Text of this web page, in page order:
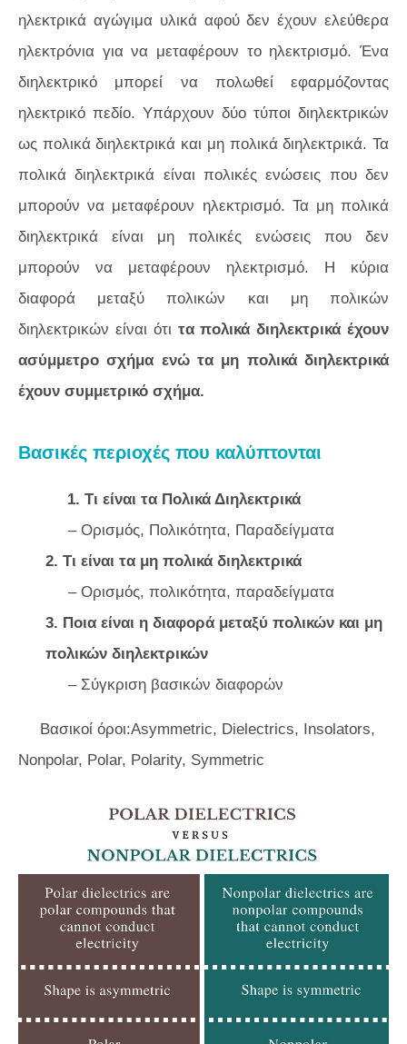
ηλεκτρικά αγώγιμα υλικά αφού δεν έχουν ελεύθερα
ηλεκτρόνια για να μεταφέρουν το ηλεκτρισμό. Ένα
διηλεκτρικό μπορεί να πολωθεί εφαρμόζοντας
ηλεκτρικό πεδίο. Υπάρχουν δύο τύποι διηλεκτρικών
ως πολικά διηλεκτρικά και μη πολικά διηλεκτρικά. Τα
πολικά διηλεκτρικά είναι πολικές ενώσεις που δεν
μπορούν να μεταφέρουν ηλεκτρισμό. Τα μη πολικά
διηλεκτρικά είναι μη πολικές ενώσεις που δεν
μπορούν να μεταφέρουν ηλεκτρισμό. Η κύρια
διαφορά μεταξύ πολικών και μη πολικών
διηλεκτρικών είναι ότι τα πολικά διηλεκτρικά έχουν
ασύμμετρο σχήμα ενώ τα μη πολικά διηλεκτρικά
έχουν συμμετρικό σχήμα.
Βασικές περιοχές που καλύπτονται
1. Τι είναι τα Πολικά Διηλεκτρικά
– Ορισμός, Πολικότητα, Παραδείγματα
2. Τι είναι τα μη πολικά διηλεκτρικά
– Ορισμός, πολικότητα, παραδείγματα
3. Ποια είναι η διαφορά μεταξύ πολικών και μη
πολικών διηλεκτρικών
– Σύγκριση βασικών διαφορών
Βασικοί όροι:Asymmetric, Dielectrics, Insolators,
Nonpolar, Polar, Polarity, Symmetric